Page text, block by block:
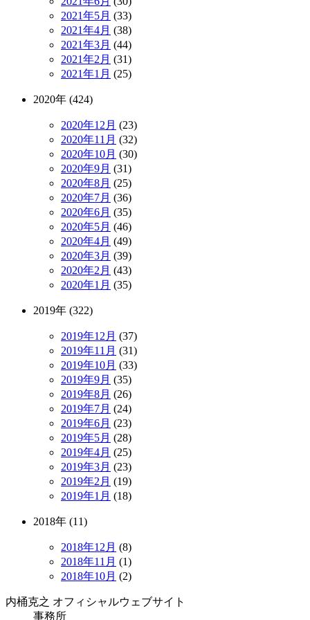
2021年5月 (33)
2021年4月 (38)
2021年3月 (44)
2021年2月 (31)
2021年1月 (25)
2020年 (424)
2020年12月 (23)
2020年11月 (32)
2020年10月 (30)
2020年9月 (31)
2020年8月 (25)
2020年7月 (36)
2020年6月 (35)
2020年5月 (46)
2020年4月 (49)
2020年3月 (39)
2020年2月 (43)
2020年1月 (35)
2019年 (322)
2019年12月 (37)
2019年11月 (31)
2019年10月 (33)
2019年9月 (35)
2019年8月 (26)
2019年7月 (24)
2019年6月 (23)
2019年5月 (28)
2019年4月 (25)
2019年3月 (23)
2019年2月 (19)
2019年1月 (18)
2018年 (11)
2018年12月 (8)
2018年11月 (1)
2018年10月 (2)
内桶克之 オフィシャルウェブサイト
事務所